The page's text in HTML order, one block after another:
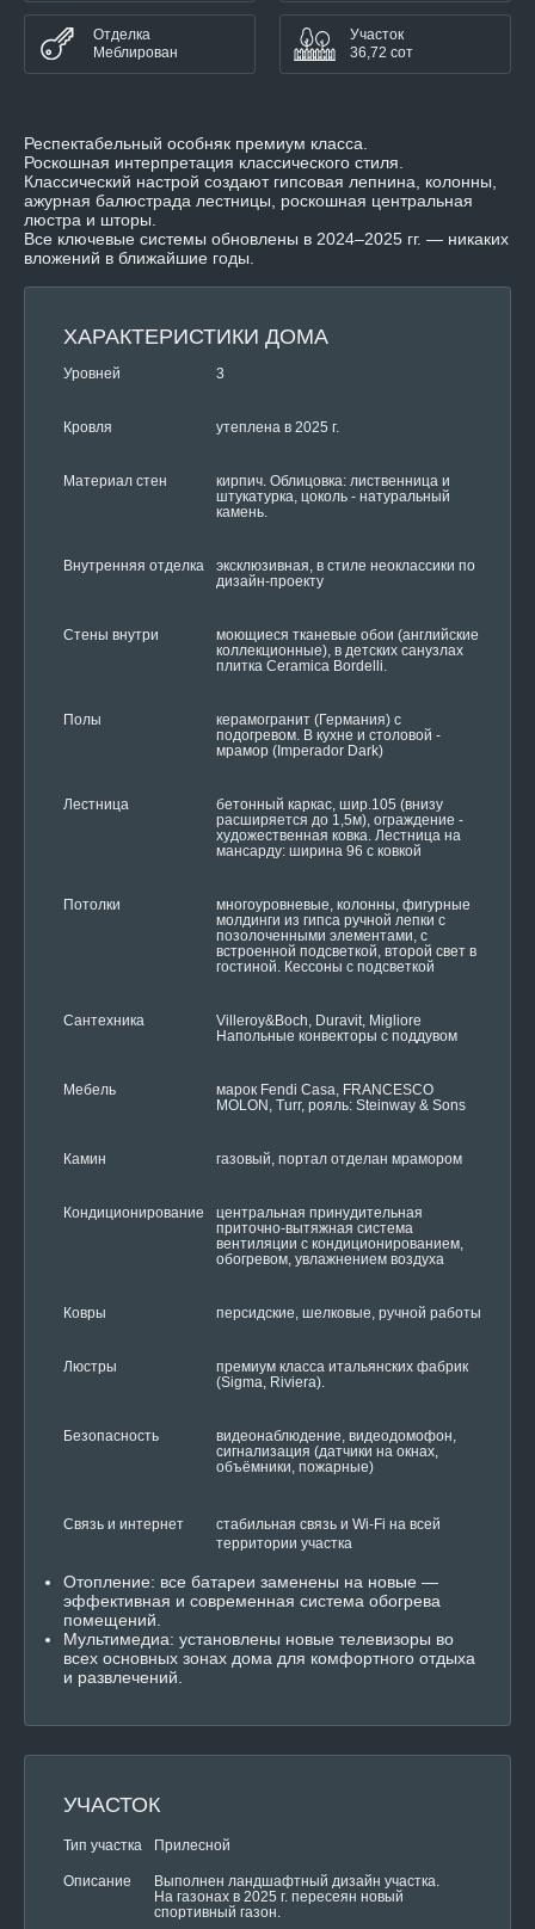
Отделка
Меблирован
Участок
36,72 сот
Респектабельный особняк премиум класса.
Роскошная интерпретация классического стиля.
Классический настрой создают гипсовая лепнина, колонны,
ажурная балюстрада лестницы, роскошная центральная
люстра и шторы.
Все ключевые системы обновлены в 2024–2025 гг. — никаких
вложений в ближайшие годы.
ХАРАКТЕРИСТИКИ ДОМА
Уровней 3
Кровля утеплена в 2025 г.
Материал стен
кирпич. Облицовка: лиственница и
штукатурка, цоколь - натуральный
камень.
Внутренняя отделка
эксклюзивная, в стиле неоклассики по
дизайн-проекту
Стены внутри
моющиеся тканевые обои (английские
коллекционные), в детских санузлах
плитка Ceramica Bordelli.
Полы
керамогранит (Германия) с
подогревом. В кухне и столовой -
мрамор (Imperador Dark)
Лестница
бетонный каркас, шир.105 (внизу
расширяется до 1,5м), ограждение -
художественная ковка. Лестница на
мансарду: ширина 96 с ковкой
Потолки
многоуровневые, колонны, фигурные
молдинги из гипса ручной лепки с
позолоченными элементами, с
встроенной подсветкой, второй свет в
гостиной. Кессоны с подсветкой
Сантехника
Villeroy&Boch, Duravit, Migliore
Напольные конвекторы с поддувом
Мебель
марок Fendi Casa, FRANCESCO
MOLON, Turr, рояль: Steinway & Sons
Камин газовый, портал отделан мрамором
Кондиционирование
центральная принудительная
приточно-вытяжная система
вентиляции с кондиционированием,
обогревом, увлажнением воздуха
Ковры персидские, шелковые, ручной работы
Люстры
премиум класса итальянских фабрик
(Sigma, Riviera).
Безопасность
видеонаблюдение, видеодомофон,
сигнализация (датчики на окнах,
объёмники, пожарные)
Связь и интернет
стабильная связь и Wi‑Fi на всей
территории участка
Отопление: все батареи заменены на новые —
эффективная и современная система обогрева
помещений.
Мультимедиа: установлены новые телевизоры во
всех основных зонах дома для комфортного отдыха
и развлечений.
УЧАСТОК
Тип участка Прилесной
Описание
Выполнен ландшафтный дизайн участка.
На газонах в 2025 г. пересеян новый
спортивный газон.